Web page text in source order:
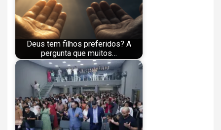
Deus tem filhos preferidos? A
pergunta que muitos…